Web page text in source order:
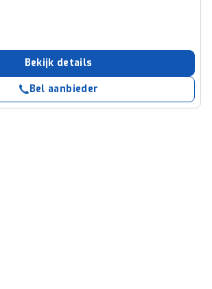
Bekijk details
Bel aanbieder